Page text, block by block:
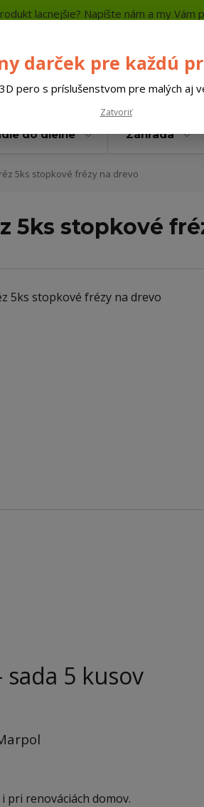
lacnejšie? Napíšte nám a my Vám
do dielne Záhrada
5ks stopkové frézy na drevo
5ks stopkové
sada 5 kusov
pri renováciách domov.
darček pre každú
3D pero s príslušenstvom pre malých aj
Zatvoriť